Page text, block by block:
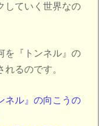
していく世界なの
を『トンネル』の
るのです。
ネル』の向こうの